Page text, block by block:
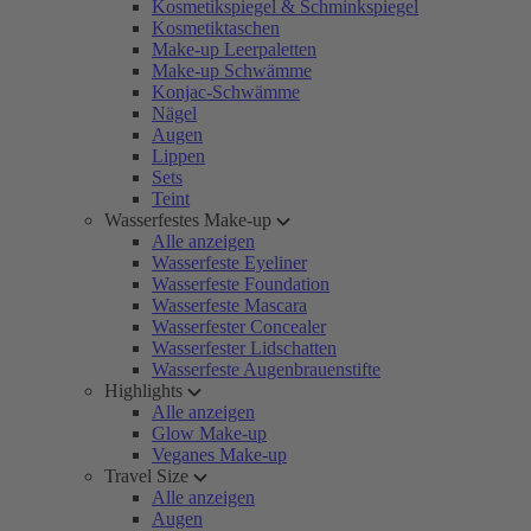
Kosmetikspiegel & Schminkspiegel
Kosmetiktaschen
Make-up Leerpaletten
Make-up Schwämme
Konjac-Schwämme
Nägel
Augen
Lippen
Sets
Teint
Wasserfestes Make-up
Alle anzeigen
Wasserfeste Eyeliner
Wasserfeste Foundation
Wasserfeste Mascara
Wasserfester Concealer
Wasserfester Lidschatten
Wasserfeste Augenbrauenstifte
Highlights
Alle anzeigen
Glow Make-up
Veganes Make-up
Travel Size
Alle anzeigen
Augen